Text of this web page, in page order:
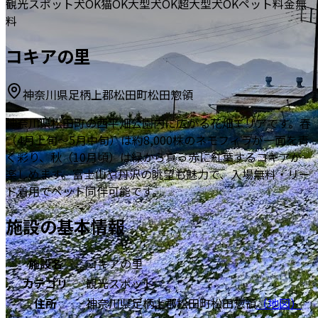
観光スポット犬OK猫OK大型犬OK超大型犬OKペット料金無
料
コキアの里
神奈川県足柄上郡松田町松田惣領
神奈川県松田町の西平畑公園内に広がる花畑エリアです。春
（4月上旬〜5月中旬）は約8,000株のネモフィラが一面を青
く彩り、秋（10月頃）は緑から真っ赤に紅葉するコキアが
楽しめます。富士山や丹沢の眺望も魅力で、入場無料・リー
ド着用でペット同伴可能です。
施設の基本情報
施設名
コキアの里
カテゴリ
観光スポット
住所
神奈川県足柄上郡松田町松田惣領（地図）